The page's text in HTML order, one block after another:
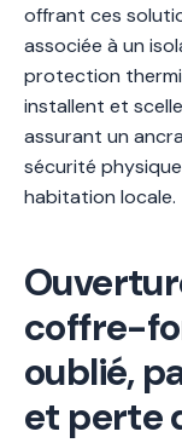
offrant ces
associée à un
protection
installent et
assurant un
sécurité
habitation locale.
coffre-
oublié,
et perte